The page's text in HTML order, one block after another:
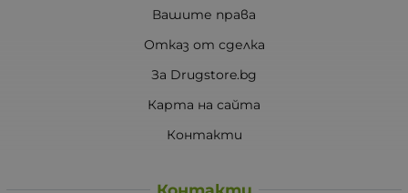
Вашите права
Отказ от сделка
За Drugstore.bg
Карта на сайта
Контакти